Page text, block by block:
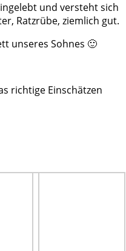
und versteht sich
Ratzrübe, ziemlich gut.
unseres Sohnes 🙂
richtige Einschätzen